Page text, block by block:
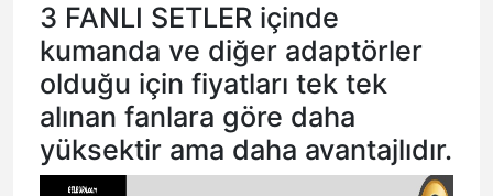
3 FANLI SETLER içinde
kumanda ve diğer adaptörler
olduğu için fiyatları tek tek
alınan fanlara göre daha
yüksektir ama daha avantajlıdır.